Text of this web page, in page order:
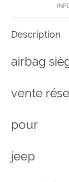
Description
airbag
vente
pour
jeep